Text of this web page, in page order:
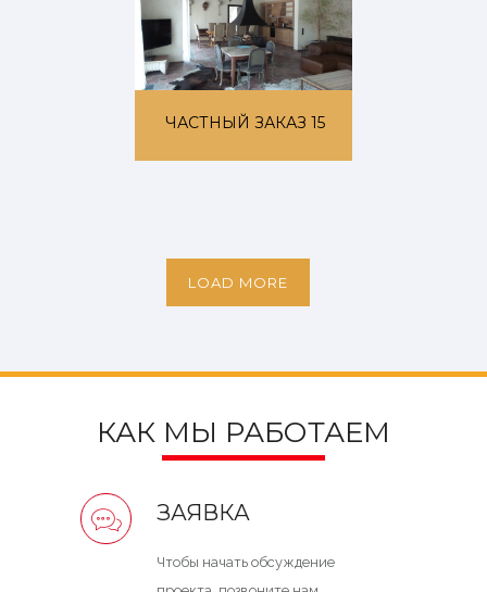
ЧАСТНЫЙ ЗАКАЗ 15
LOAD MORE
КАК МЫ РАБОТАЕМ
ЗАЯВКА
Чтобы начать обсуждение